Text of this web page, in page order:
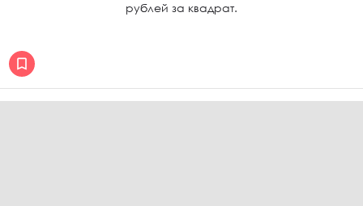
рублей за квадрат.